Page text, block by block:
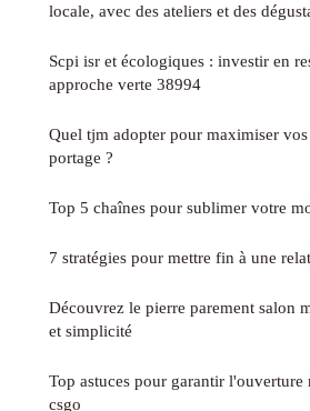
locale, avec des ateliers et des
Scpi isr et écologiques : investir en
approche verte 38994
Quel tjm adopter pour maximiser vos
portage ?
Top 5 chaînes pour sublimer votre
7 stratégies pour mettre fin à une
Découvrez le pierre parement salon
et simplicité
Top astuces pour garantir l'ouverture
csgo